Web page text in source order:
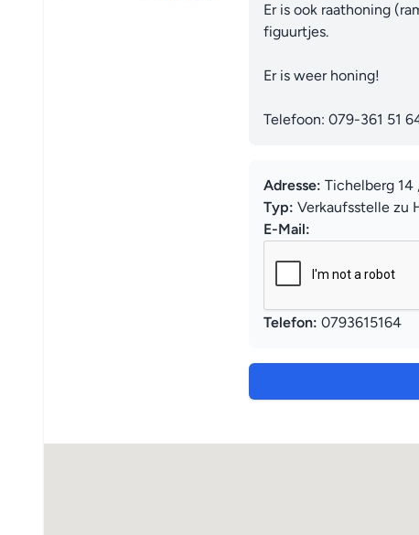
Er is ook raathoning
figuurtjes.
Er is weer honing!
Telefoon: 079-361 51
Adresse: Tichelberg 14
Typ: Verkaufsstelle zu
E-Mail:
Telefon: 0793615164